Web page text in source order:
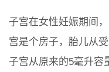
子宫在女性妊娠期间
宫是个房子，胎儿从
子宫从原来的5毫升容